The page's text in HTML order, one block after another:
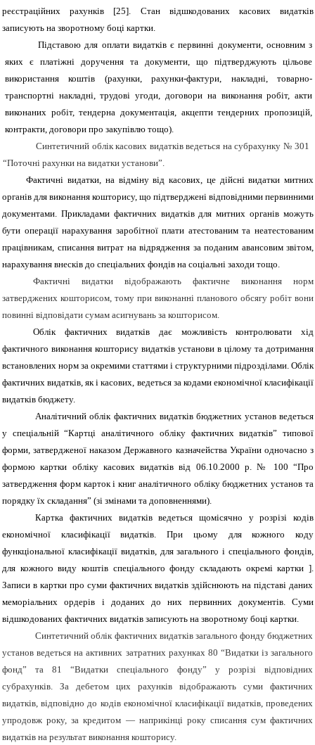
реєстраційних рахунків [25]. Стан відшкодованих касових видатків
записують на зворотному боці картки.
Підставою для оплати видатків є первинні документи, основним з
яких є платіжні доручення та документи, що підтверджують цільове
використання коштів (рахунки, рахунки-фактури, накладні, товарно-
транспортні накладні,трудові угоди, договори на виконання робіт, акти
виконаних робіт, тендерна документація, акцепти тендерних пропозицій,
контракти, договори про закупівлю тощо).
Синтетичний облік касових видатків ведеться на субрахунку № 301
“Поточні рахунки на видатки установи”.
Фактичні видатки, на відміну від касових, це дійсні видатки митних
органів для виконання кошторису, що підтверджені відповідними первинними
документами. Прикладами фактичних видатків для митних органів можуть
бути операції нарахування заробітної плати атестованим та неатестованим
працівникам, списання витрат на відрядження за поданим авансовим звітом,
нарахування внесків до спеціальних фондів на соціальні заходи тощо.
Фактичні видатки відображають фактичне виконання норм
затверджених кошторисом, тому при виконанні планового обсягу робіт вони
повинні відповідати сумам асигнувань за кошторисом.
Облік фактичних видатків дає можливість контролювати хід
фактичного виконання кошторису видатків установи в цілому та дотримання
встановлених норм за окремими статтями і структурними підрозділами. Облік
фактичних видатків, як і касових, ведеться за кодами економічної класифікації
видатків бюджету.
Аналітичний облік фактичних видатків бюджетних установ ведеться
у спеціальній “Картці аналітичного обліку фактичних видатків” типової
форми, затвердженої наказом Державного казначейства України одночасно з
формоюкартки обліку касових видатків від 06.10.2000 р. № 100 “Про
затвердження форм карток і книг аналітичного обліку бюджетних установ та
порядку їх складання” (зі змінами та доповненнями).
Картка фактичних видатків ведеться щомісячно у розрізі кодів
економічної класифікації видатків. При цьому для кожного коду
функціональної класифікації видатків, для загального і спеціального фондів,
для кожного виду коштів спеціального фонду складають окремі картки ].
Записи в картки про суми фактичних видатків здійснюють на підставі даних
меморіальних ордерів і доданих до них первинних документів. Суми
відшкодованих фактичних видатків записують на зворотному боці картки.
Синтетичний облік фактичних видатків загального фонду бюджетних
установ ведеться на активних затратних рахунках 80 “Видатки із загального
фонд” та 81 “Видатки спеціального фонду” у розрізі відповідних
субрахунків. За дебетом цих рахунків відображають суми фактичних
видатків, відповідно до кодів економічної класифікації видатків, проведених
упродовж року, за кредитом — наприкінці року списання сум фактичних
видатків на результат виконання кошторису.